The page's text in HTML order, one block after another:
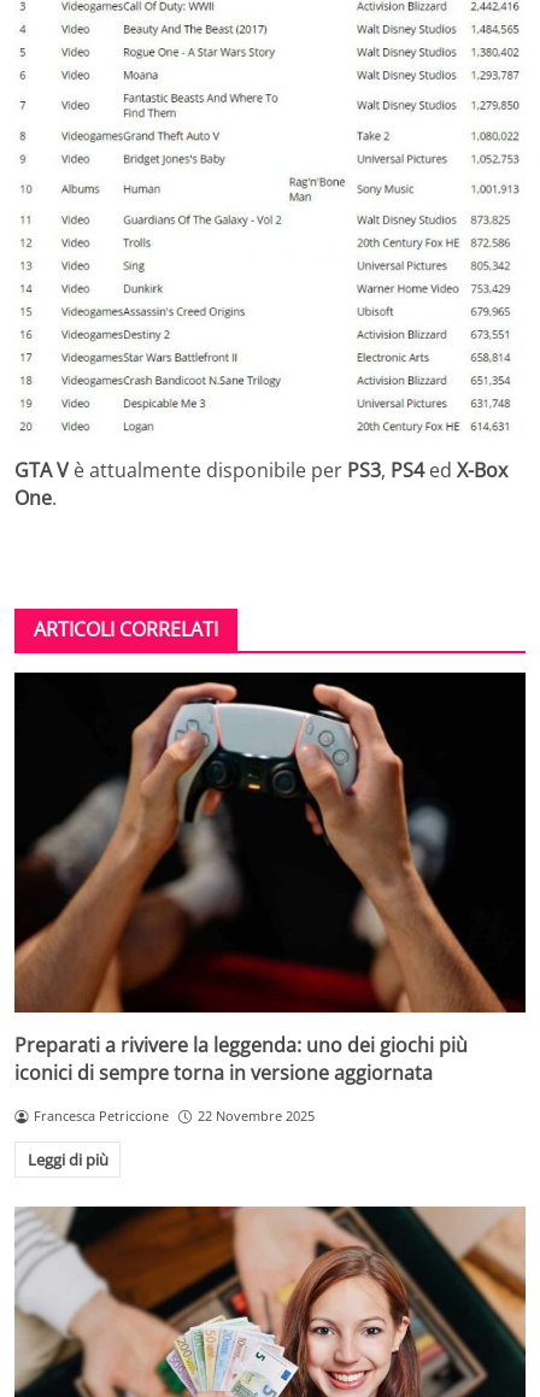
GTA Vè attualmente disponibile per PS3, PS4ed X-Box
One.
ARTICOLI CORRELATI
Preparati a rivivere la leggenda: uno dei giochi più
iconici di sempre torna in versione aggiornata
Francesca Petriccione 22 Novembre 2025
Leggi di più